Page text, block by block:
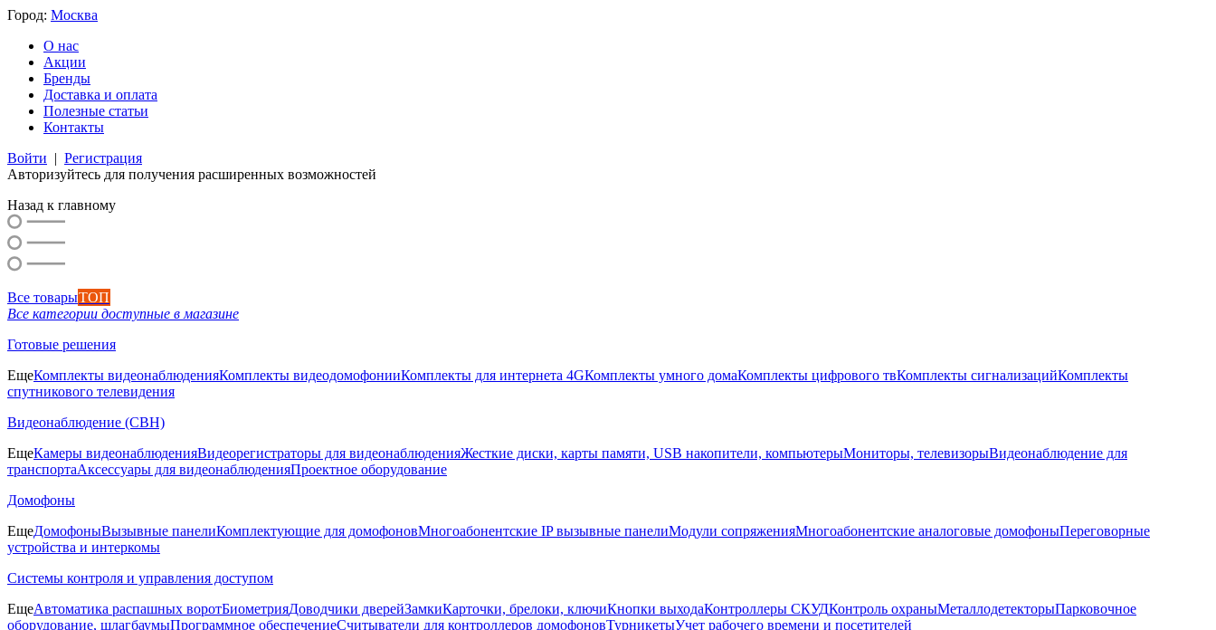
Город: Москва
О нас
Акции
Бренды
Доставка и оплата
Полезные статьи
Контакты
Войти | Регистрация
Авторизуйтесь для получения расширенных возможностей
Назад к главному
Все товарыТОП
Все категории доступные в магазине
Готовые решения
ЕщеКомплекты видеонаблюденияКомплекты видеодомофонииКомплекты для интернета 4GКомплекты умного домаКомплекты цифрового твКомплекты сигнализацийКомплекты
спутникового телевидения
Видеонаблюдение (СВН)
ЕщеКамеры видеонаблюденияВидеорегистраторы для видеонаблюденияЖесткие диски, карты памяти, USB накопители, компьютерыМониторы, телевизорыВидеонаблюдение для
транспортаАксессуары для видеонаблюденияПроектное оборудование
Домофоны
ЕщеДомофоныВызывные панелиКомплектующие для домофоновМногоабонентские IP вызывные панелиМодули сопряженияМногоабонентские аналоговые домофоныПереговорные
устройства и интеркомы
Системы контроля и управления доступом
ЕщеАвтоматика распашных воротБиометрияДоводчики дверейЗамкиКарточки, брелоки, ключиКнопки выходаКонтроллеры СКУДКонтроль охраныМеталлодетекторыПарковочное
оборудование, шлагбаумыПрограммное обеспечениеСчитыватели для контроллеров домофоновТурникетыУчет рабочего времени и посетителей